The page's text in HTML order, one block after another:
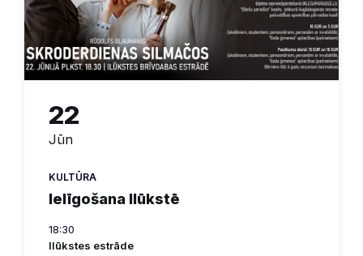
22
Jūn
KULTŪRA
Ielīgošana Ilūkstē
18:30
Ilūkstes estrāde